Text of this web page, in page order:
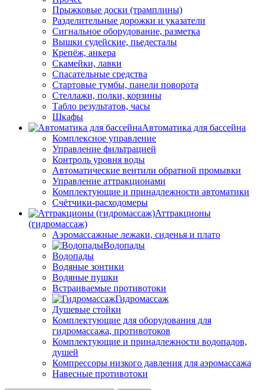
Прыжковые доски (трамплины)
Разделительные дорожки и указатели
Cигнальное оборудование, разметка
Вышки судейские, пьедесталы
Крепёж, анкера
Скамейки, лавки
Спасательные средства
Стартовые тумбы, панели поворота
Стеллажи, полки, корзины
Табло результатов, часы
Шкафы
Автоматика для бассейна
Комплексное управление
Управление фильтрацией
Контроль уровня воды
Автоматические вентили обратной промывки
Управление аттракционами
Комплектующие и принадлежности автоматики
Счётчики-расходомеры
Аттракционы
(гидромассаж)
Аэромассажные лежаки, сиденья и плато
Водопады
Водопады
Водяные зонтики
Водяные пушки
Встраиваемые противотоки
Гидромассаж
Душевые стойки
Комплектующие для оборудования для
гидромассажа, противотоков
Комплектующие и принадлежности водопадов,
душей
Компрессоры низкого давления для аэромассажа
Навесные противотоки